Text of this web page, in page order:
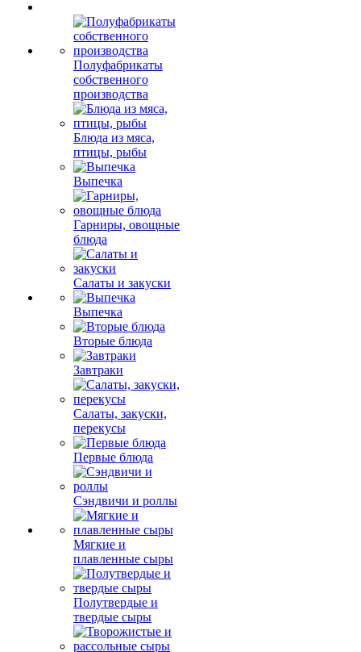
Полуфабрикаты
собственного
производства
Блюда из мяса,
птицы, рыбы
Выпечка
Гарниры, овощные
блюда
Салаты и закуски
Выпечка
Вторые блюда
Завтраки
Салаты, закуски,
перекусы
Первые блюда
Сэндвичи и роллы
Мягкие и
плавленные сыры
Полутвердые и
твердые сыры